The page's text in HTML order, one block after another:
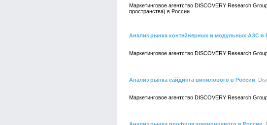
Маркетинговое агентство DISCOVERY Research
пространства) в России.
Анализ рынка контейнерных и модульных АЗС в
Маркетинговое агентство DISCOVERY Research
Анализ рынка сайдинга винилового в России ,
Маркетинговое агентство DISCOVERY Research